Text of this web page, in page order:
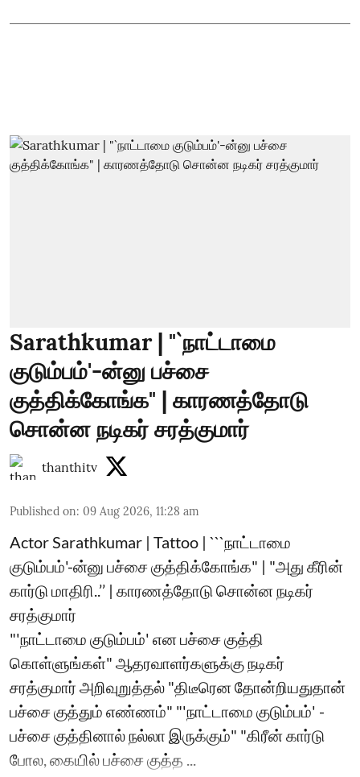
Sarathkumar | "`நாட்டாமை
குடும்பம்'-ன்னு பச்சை
குத்திக்கோங்க" | காரணத்தோடு
சொன்ன நடிகர் சரத்குமார்
thanthitv
Published on: 09 Aug 2026, 11:28 am
Actor Sarathkumar | Tattoo | ```நாட்டாமை
குடும்பம்'-ன்னு பச்சை குத்திக்கோங்க" | "அது கீரின்
கார்டு மாதிரி..’’ | காரணத்தோடு சொன்ன நடிகர்
சரத்குமார்
"'நாட்டாமை குடும்பம்' என பச்சை குத்தி
கொள்ளுங்கள்" ஆதரவாளர்களுக்கு நடிகர்
சரத்குமார் அறிவுறுத்தல் "திடீரென தோன்றியதுதான்
பச்சை குத்தும் எண்ணம்" "'நாட்டாமை குடும்பம்' -
பச்சை குத்தினால் நல்லா இருக்கும்" "கிரீன் கார்டு
போல, கையில் பச்சை குத்த ...